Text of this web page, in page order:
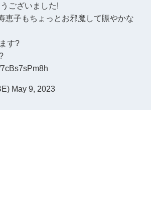
ございました!
恵子もちょっとお邪魔して賑やかな
す?
May 9, 2023